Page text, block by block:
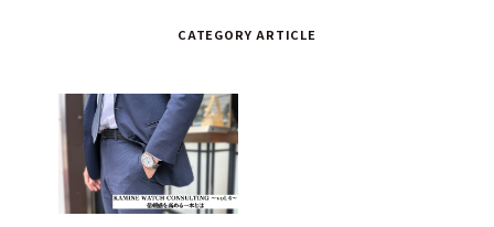
CATEGORY ARTICLE